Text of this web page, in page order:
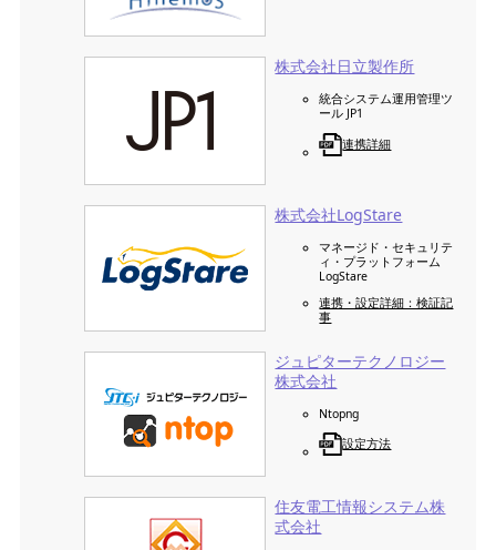
株式会社日立製作所
統合システム運用管理ツ
ール JP1
連携詳細
株式会社LogStare
マネージド・セキュリテ
ィ・プラットフォーム
LogStare
連携・設定詳細：検証記
事
ジュピターテクノロジー
株式会社
Ntopng
設定方法
住友電工情報システム株
式会社